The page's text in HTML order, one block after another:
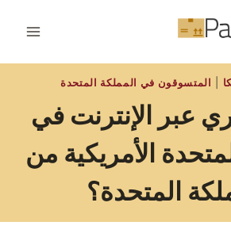
المتسوقون في المملكة المتحدة
عبر الإنترنت في
الأمريكية من
المتحدة؟